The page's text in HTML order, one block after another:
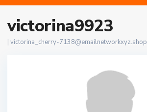
victorina9923
victorina_cherry-7138@emailnetworkxyz.shop